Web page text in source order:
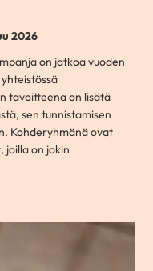
2026
on jatkoa vuoden
tavoitteena on lisätä
sen tunnistamisen
Kohderyhmänä ovat
joilla on jokin